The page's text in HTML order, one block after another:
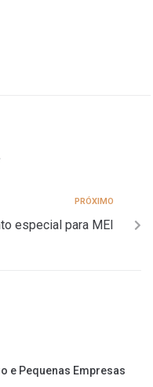
PRÓXIMO
especial para MEI
e Pequenas Empresas